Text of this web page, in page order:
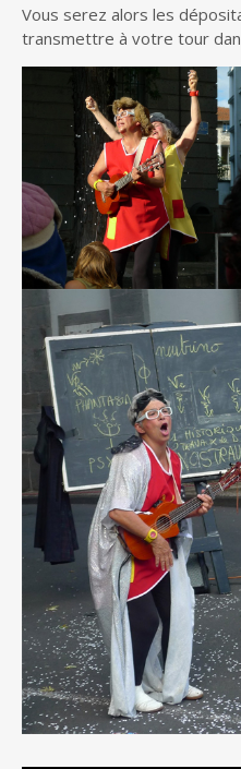
Vous serez alors les
transmettre à votre tour